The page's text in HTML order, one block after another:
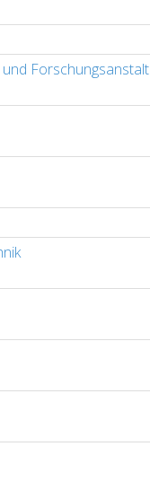
Forschungsanstalt